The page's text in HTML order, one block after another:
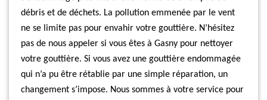
débris et de déchets. La pollution emmenée par le vent
ne se limite pas pour envahir votre gouttière. N’hésitez
pas de nous appeler si vous êtes à Gasny pour nettoyer
votre gouttière. Si vous avez une gouttière endommagée
qui n’a pu être rétablie par une simple réparation, un
changement s’impose. Nous sommes à votre service pour